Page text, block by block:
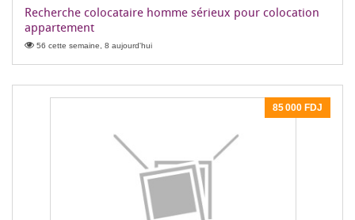
Recherche colocataire homme sérieux pour colocation
appartement
56 cette semaine, 8 aujourd'hui
85 000 FDJ